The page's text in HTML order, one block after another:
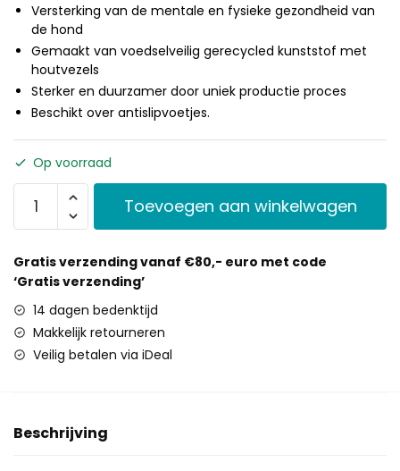
Versterking van de mentale en fysieke gezondheid van
de hond
Gemaakt van voedselveilig gerecycled kunststof met
houtvezels
Sterker en duurzamer door uniek productie proces
Beschikt over antislipvoetjes.
Op voorraad
Toevoegen aan winkelwagen
Gratis verzending vanaf €80,- euro met code
‘Gratis verzending’
14 dagen bedenktijd
Makkelijk retourneren
Veilig betalen via iDeal
Beschrijving